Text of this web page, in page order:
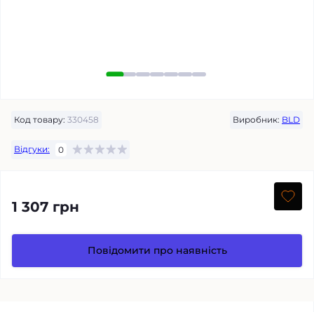
Код товару: 330458 Виробник: BLD
Відгуки: 0
1 307 грн
Повідомити про наявність